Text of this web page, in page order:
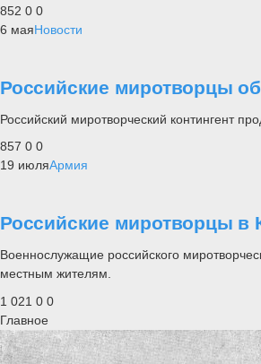
852 0 0
6 маяНовости
Российские миротворцы
Российский миротворческий контингент
857 0 0
19 июляАрмия
Российские миротворцы в
Военнослужащие российского
местным жителям.
1 021 0 0
Главное